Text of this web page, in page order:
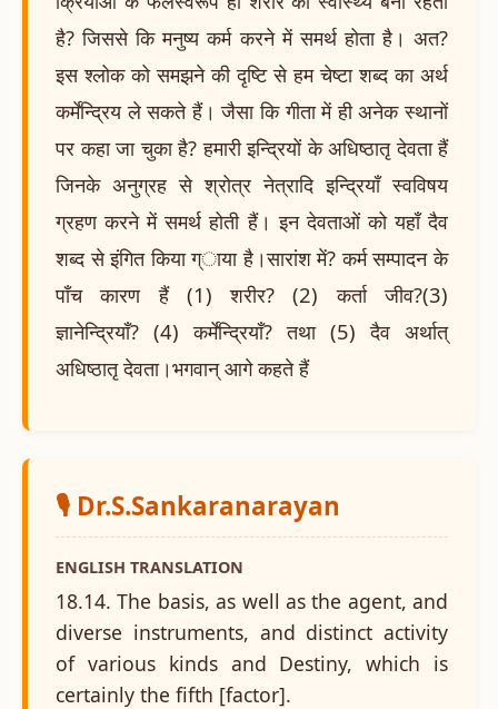
है? जिससे कि मनुष्य कर्म करने में समर्थ होता है। अत?
इस श्लोक को समझने की दृष्टि से हम चेष्टा शब्द का अर्थ
कर्मेन्द्रिय ले सकते हैं। जैसा कि गीता में ही अनेक स्थानों
पर कहा जा चुका है? हमारी इन्द्रियों के अधिष्ठातृ देवता हैं
जिनके अनुग्रह से श्रोत्र नेत्रादि इन्द्रियाँ स्वविषय
ग्रहण करने में समर्थ होती हैं। इन देवताओं को यहाँ दैव
शब्द से इंगित किया ग्ाया है।सारांश में? कर्म सम्पादन के
पाँच कारण हैं (1) शरीर? (2) कर्ता जीव?(3)
ज्ञानेन्द्रियाँ? (4) कर्मेन्द्रियाँ? तथा (5) दैव अर्थात्
अधिष्ठातृ देवता।भगवान् आगे कहते हैं
🎙️ Dr.S.Sankaranarayan
ENGLISH TRANSLATION
18.14. The basis, as well as the agent, and
diverse instruments, and distinct activity
of various kinds and Destiny, which is
certainly the fifth [factor].